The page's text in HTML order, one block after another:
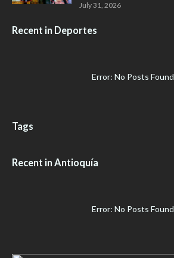
July 31, 2026
Recent in Deportes
Error: No Posts Found
Tags
Recent in Antioquía
Error: No Posts Found